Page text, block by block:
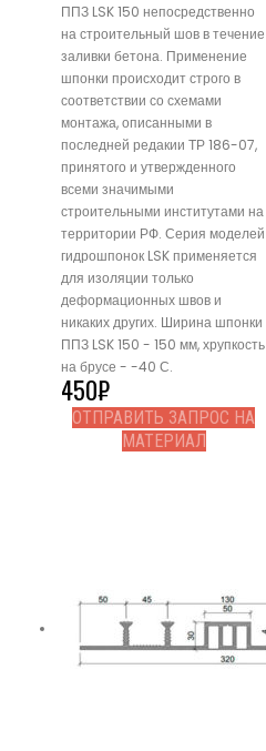
ППЗ LSK 150 непосредственно
на строительный шов в течение
заливки бетона. Применение
шпонки происходит строго в
соответствии со схемами
монтажа, описанными в
последней редакии ТР 186-07,
принятого и утвержденного
всеми значимыми
строительными институтами на
территории РФ. Серия моделей
гидрошпонок LSK применяется
для изоляции только
деформационных швов и
никаких других. Ширина шпонки
ППЗ LSK 150 - 150 мм, хрупкость
на брусе - -40 С.
450₽
ОТПРАВИТЬ ЗАПРОС НА
МАТЕРИАЛ